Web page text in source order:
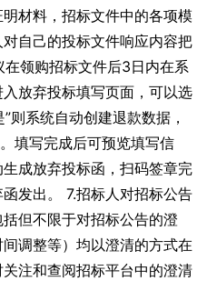
材料，招标文件中的各项模
自己的投标文件响应内容把
领购招标文件后3日内在系
放弃投标填写页面，可以选
则系统自动创建退款数据，
填写完成后可预览填写信
成放弃投标函，扫码签章完
发出。 7.招标人对招标公告
但不限于对招标公告的澄
调整等）均以澄清的方式在
注和查阅招标平台中的澄清